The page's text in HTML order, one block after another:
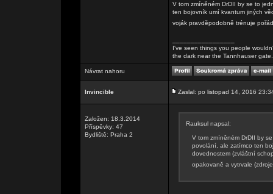
V tom zmíněném DrDII by se to
ten bojovník umí kvantum jiných
voják pravděpodobně trénuje
I've seen things you people
the dark near the Tannhauser
Návrat nahoru
Invincible Zaslal: po listopad 14, 2016
Založen: 18.3.2014
Příspěvky: 47
Bydliště: Praha 2
Rauksul napsal:
V tom zmíněném DrDII by
povolání, ale zatímco ten
dovednostem (zvláštní
opakovaně a vytrvale